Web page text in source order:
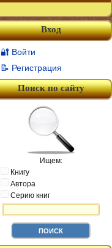
Вход
🔐 Войти
📝 Регистрация
Поиск по сайту
Ищем:
Книгу
Автора
Серию книг